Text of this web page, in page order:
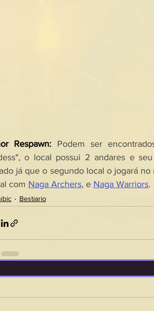
Respawn: Podem ser
o local possui 2 andares e
já que o segundo local o jogará
com Naga Archers, e Naga Warriors.
Bestiario